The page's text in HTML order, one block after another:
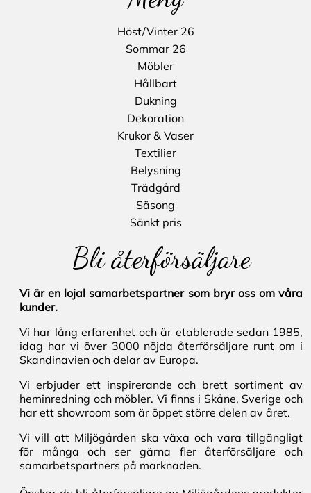
Höst/Vinter 26
Sommar 26
Möbler
Hållbart
Dukning
Dekoration
Krukor & Vaser
Textilier
Belysning
Trädgård
Säsong
Sänkt pris
Bli återförsäljare
Vi är en lojal samarbetspartner som bryr oss om våra
kunder.
Vi har lång erfarenhet och är etablerade sedan 1985,
idag har vi över 3000 nöjda återförsäljare runt om i
Skandinavien och delar av Europa.
Vi erbjuder ett inspirerande och brett sortiment av
heminredning och möbler. Vi finns i Skåne, Sverige och
har ett showroom som är öppet större delen av året.
Vi vill att Miljögården ska växa och vara tillgängligt
för många och ser gärna fler återförsäljare och
samarbetspartners på marknaden.